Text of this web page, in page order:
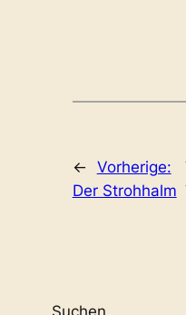
← Vorherige:
Der Strohhalm
Suchen